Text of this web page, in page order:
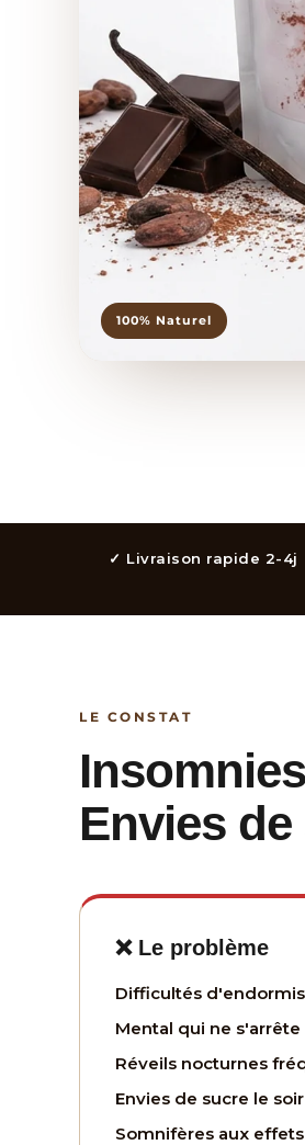
100% Naturel
✓ Livraison rapide 2-4j
LE CONSTAT
Envies
❌ Le problème
Difficultés
Mental qui ne s'arrête
Réveils nocturnes
Envies de sucre le soir
Somnifères aux